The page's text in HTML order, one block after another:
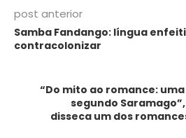
post anterior
Samba Fandango: língua
contracolonizar
“Do mito ao romance:
segundo
disseca um dos